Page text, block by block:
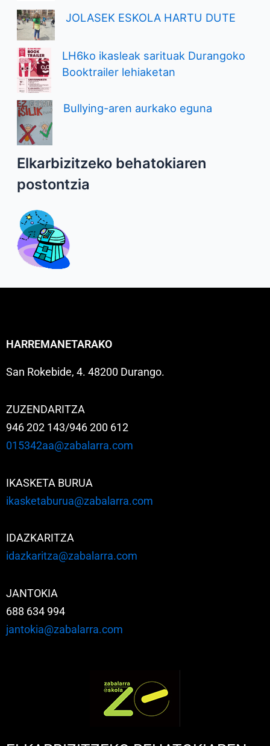
JOLASEK ESKOLA HARTU DUTE
LH6ko ikasleak sarituak Durangoko
Booktrailer lehiaketan
Bullying-aren aurkako eguna
Elkarbizitzeko behatokiaren
postontzia
HARREMANETARAKO
San Rokebide, 4. 48200 Durango.
ZUZENDARITZA
946 202 143/946 200 612
015342aa@zabalarra.com
IKASKETA BURUA
ikasketaburua@zabalarra.com
IDAZKARITZA
idazkaritza@zabalarra.com
JANTOKIA
688 634 994
jantokia@zabalarra.com